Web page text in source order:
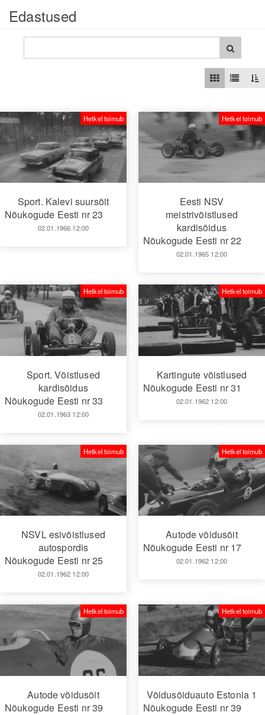
Edastused
Sport. Kalevi suursõit
Nõukogude Eesti nr 23
02.01.1966 12:00
Hetkel toimub
Eesti NSV
meistrivõistlused
kardisõidus
Nõukogude Eesti nr 22
02.01.1965 12:00
Hetkel toimub
Sport. Võistlused
kardisõidus
Nõukogude Eesti nr 33
02.01.1963 12:00
Hetkel toimub
Kartingute võistlused
Nõukogude Eesti nr 31
02.01.1962 12:00
Hetkel toimub
NSVL esivõistlused
autospordis
Nõukogude Eesti nr 25
02.01.1962 12:00
Hetkel toimub
Autode võidusõit
Nõukogude Eesti nr 17
02.01.1962 12:00
Hetkel toimub
Autode võidusõit
Nõukogude Eesti nr 39
Hetkel toimub
Võidusõiduauto Estonia 1
Nõukogude Eesti nr 39
Hetkel toimub